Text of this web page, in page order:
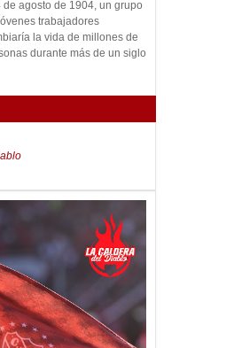
de agosto de 1904, un grupo
trabajadores
la vida de millones de
durante más de un siglo